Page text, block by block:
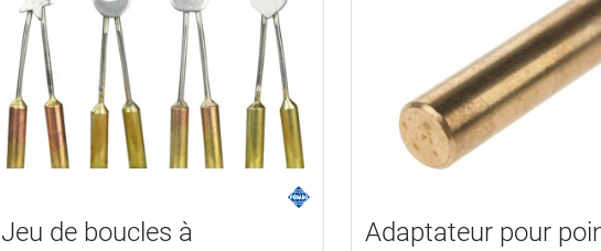
Jeu de boucles à
Adaptateur pour